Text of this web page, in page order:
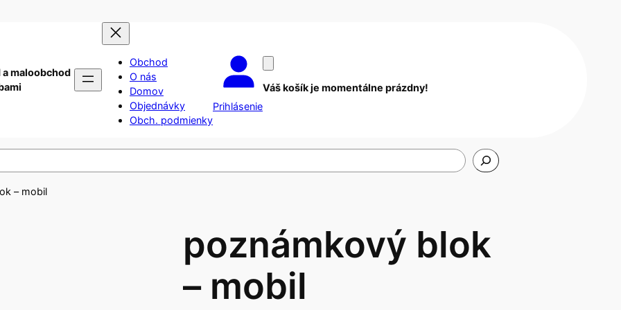
maloobchod
Obchod
O nás
Domov
Objednávky
Obch. podmienky
Prihlásenie
Váš košík je momentálne prázdny!
– mobil
poznámkový blok
– mobil